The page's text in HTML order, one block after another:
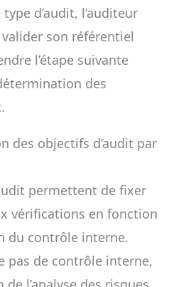
d’audit, l’auditeur
son référentiel
l’étape suivante
des
des objectifs d’audit par
permettent de fixer
vérifications en fonction
du contrôle interne.
pas de contrôle interne,